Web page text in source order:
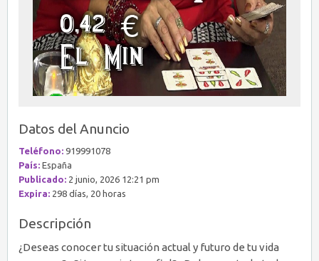
Datos del Anuncio
Teléfono: 919991078
País: España
Publicado: 2 junio, 2026 12:21 pm
Expira: 298 días, 20 horas
Descripción
¿Deseas conocer tu situación actual y futuro de tu vida